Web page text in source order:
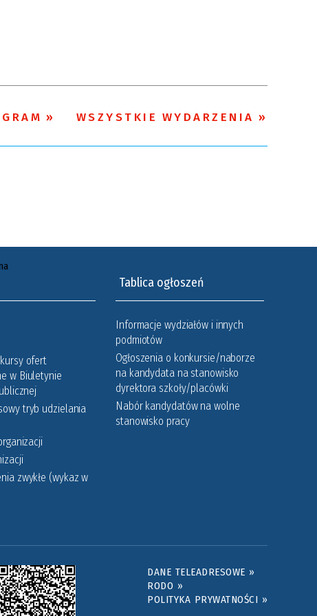
Miejsce
WSZYSTKIE WYDARZENIA
ofert
w Biuletynie
tryb udzielania
zwykłe (wykaz w
Tablica ogłoszeń
Informacje wydziałów i innych
podmiotów
Ogłoszenia o konkursie/naborze
na kandydata na stanowisko
dyrektora szkoły/placówki
Nabór kandydatów na wolne
stanowisko pracy
DANE TELEADRESOWE »
RODO »
POLITYKA PRYWATNOŚCI »